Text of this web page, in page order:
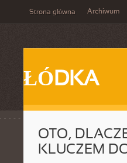
Strona główna Archiwum
ŁÓDKA
OTO,
KLUCZEM